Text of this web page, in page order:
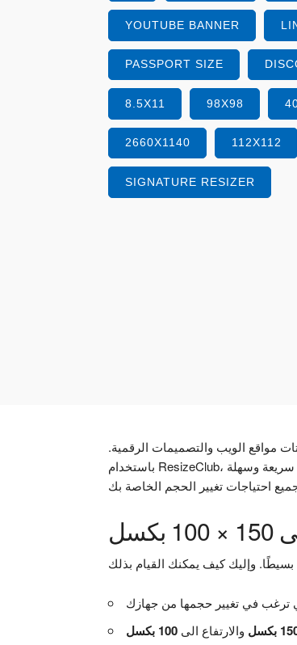
YOUTUBE BANNER
PASSPORT SIZE
8.5X11 98X98
2660X1140 112X112
SIGNATURE RESIZER
ولافتات مواقع الويب والتصميمات الرقمية.
باستخدام ResizeClub، يمكنك بسهولة ضبط صورك على هذا الحجم المحدد مع الحفاظ على جودتها. أداتنا المجانية سريعة وسهلة
بكسل والارتفاع الى